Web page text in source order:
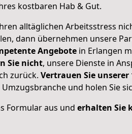
kostbaren Hab & Gut.
alltäglichen Arbeitsstress
dann übernehmen unsere
Angebote in Erlangen
Sie nicht, unsere Dienste in
zurück. Vertrauen Sie unserer
und holen Sie
Formular aus und erhalten Sie